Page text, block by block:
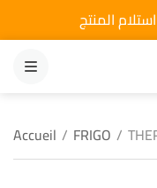
المنتج
MENU
Accueil / FRIGO /